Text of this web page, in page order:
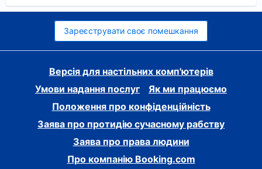
Зареєструвати своє помешкання
Версія для настільних комп'ютерів
Умови надання послуг
Як ми працюємо
Положення про конфіденційність
Заява про протидію сучасному рабству
Заява про права людини
Про компанію Booking.com